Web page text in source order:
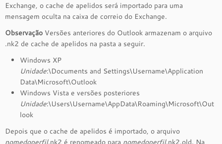
Exchange, o cache de apelidos será importado para uma
mensagem oculta na caixa de correio do Exchange.
Observação Versões anteriores do Outlook armazenam o arquivo
.nk2 de cache de apelidos na pasta a seguir.
Windows XP
Unidade:\Documents and Settings\Username\Application
Data\Microsoft\Outlook
Windows Vista e versões posteriores
Unidade:\Users\Username\AppData\Roaming\Microsoft\Out
look
Depois que o cache de apelidos é importado, o arquivo
nomedoperfil.nk2 é renomeado para nomedoperfil.nk2.old. Na